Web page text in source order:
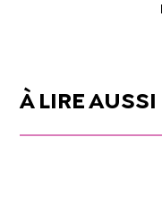
À LIRE AUSSI